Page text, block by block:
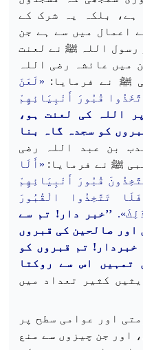
ہے، بلکہ یہ شرک کے
اعمال میں سے
ہے جن
رسول اللہ ﷺ نے لعنت
میں عائشہ رضی اللہ
ﷺ نے فرمایا: «لَعَنَ
قُبُورَ أَنْبِيَائِهِمْ
اللہ کی لعنت ہو،
کو سجدہ گاہ بنا
بن عبد اللہ رضی
ﷺ نے فرمایا: «أَلَا
قُبُورَ أَنْبِيَائِهِمْ
تَتَّخِذُوا الْقُبُورَ
’’خبر دار! تم سے
اور صالحین کی قبروں
تم قبروں کو
تمہیں اس سے روکتا
کثیر تعداد میں
اور عوامی سطح پر
اور جن چیزوں سے منع